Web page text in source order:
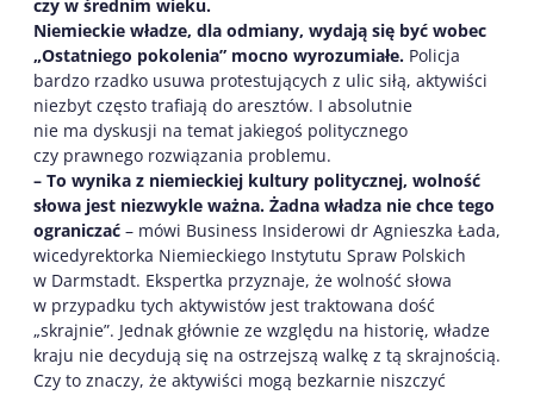
czy w średnim wieku.
Niemieckie władze, dla odmiany, wydają się być wobec
„Ostatniego pokolenia” mocno wyrozumiałe. Policja
bardzo rzadko usuwa protestujących z ulic siłą, aktywiści
niezbyt często trafiają do aresztów. I absolutnie
nie ma dyskusji na temat jakiegoś politycznego
czy prawnego rozwiązania problemu.
– To wynika z niemieckiej kultury politycznej, wolność
słowa jest niezwykle ważna. Żadna władza nie chce tego
ograniczać – mówi Business Insiderowi dr Agnieszka Łada,
wicedyrektorka Niemieckiego Instytutu Spraw Polskich
w Darmstadt. Ekspertka przyznaje, że wolność słowa
w przypadku tych aktywistów jest traktowana dość
„skrajnie”. Jednak głównie ze względu na historię, władze
kraju nie decydują się na ostrzejszą walkę z tą skrajnością.
Czy to znaczy, że aktywiści mogą bezkarnie niszczyć